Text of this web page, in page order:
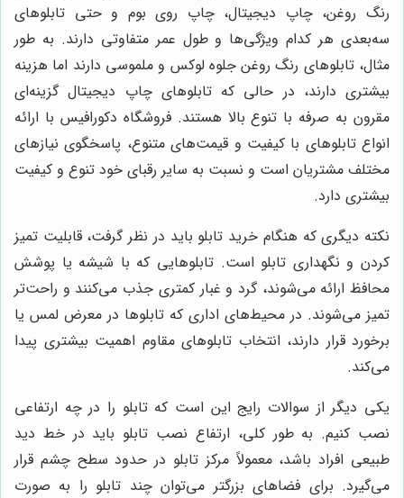
رنگ روغن، چاپ دیجیتال، چاپ روی بوم و حتی تابلوهای
سه‌بعدی هر کدام ویژگی‌ها و طول عمر متفاوتی دارند. به طور
مثال، تابلوهای رنگ روغن جلوه لوکس و ملموسی دارند اما هزینه
بیشتری دارند، در حالی که تابلوهای چاپ دیجیتال گزینه‌ای
مقرون به صرفه با تنوع بالا هستند. فروشگاه دکورافیس با ارائه
انواع تابلوهای با کیفیت و قیمت‌های متنوع، پاسخگوی نیازهای
مختلف مشتریان است و نسبت به سایر رقبای خود تنوع و کیفیت
بیشتری دارد.
نکته دیگری که هنگام خرید تابلو باید در نظر گرفت، قابلیت تمیز
کردن و نگهداری تابلو است. تابلوهایی که با شیشه یا پوشش
محافظ ارائه می‌شوند، گرد و غبار کمتری جذب می‌کنند و راحت‌تر
تمیز می‌شوند. در محیط‌های اداری که تابلوها در معرض لمس یا
برخورد قرار دارند، انتخاب تابلوهای مقاوم اهمیت بیشتری پیدا
می‌کند.
یکی دیگر از سوالات رایج این است که تابلو را در چه ارتفاعی
نصب کنیم. به طور کلی، ارتفاع نصب تابلو باید در خط دید
طبیعی افراد باشد، معمولاً مرکز تابلو در حدود سطح چشم قرار
می‌گیرد. برای فضاهای بزرگتر می‌توان چند تابلو را به صورت